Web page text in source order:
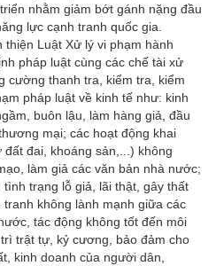
nhằm giảm bớt gánh nặng đầu
lực cạnh tranh quốc gia.
thiện Luật Xử lý vi phạm hành
pháp luật cùng các chế tài xử
cường thanh tra, kiểm tra, kiểm
pháp luật về kinh tế như: kinh
buôn lậu, làm hàng giả, đầu
mại; các hoạt động khai
đai, khoáng sản,...) không
làm giả các văn bản nhà nước;
trạng lỗ giả, lãi thật, gây thất
không lành mạnh giữa các
tác động không tốt đến môi
trật tự, kỷ cương, bảo đảm cho
kinh doanh của người dân,